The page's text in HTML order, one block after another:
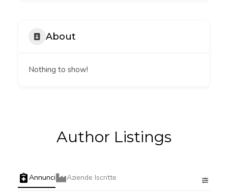
About
Nothing to show!
Author Listings
Annunci Aziende Iscritte